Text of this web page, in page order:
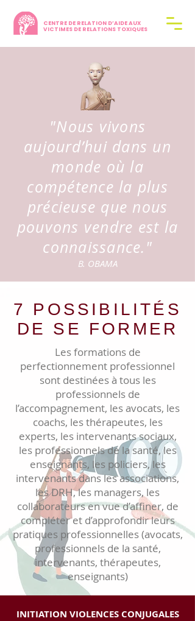
CENTRE DE RELATION D’AIDE AUX
VICTIMES DE RELATIONS TOXIQUES
"Nous vivons
aujourd’hui dans un
monde où la
compétence la plus
précieuse que nous
pouvons vendre est la
connaissance."
B. OBAMA
7 POSSIBILITÉS
DE SE FORMER
Les formations de
perfectionnement professionnel
sont destinées à tous les
professionnels de
l’accompagnement, les avocats, les
coachs, les thérapeutes, les
experts, les intervenants sociaux,
les professionnels de la santé, les
enseignants, les policiers, les
intervenants dans les associations,
les DRH, les managers, les
collaborateurs en vue d’affiner, de
compléter et d’approfondir leurs
pratiques professionnelles (avocats,
professionnels de la santé,
intervenants, thérapeutes,
enseignants)
INITIATION VIOLENCES CONJUGALES